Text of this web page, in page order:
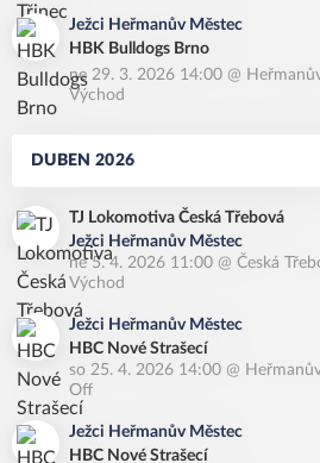
Ježci Heřmanův Městec
HBK Bulldogs Brno
ne 29. 3. 2026 14:00 @
Východ
DUBEN 2026
TJ Lokomotiva Česká Třebová
Ježci Heřmanův Městec
ne 5. 4. 2026 11:00 @ Česká
Východ
Ježci Heřmanův Městec
HBC Nové Strašecí
so 25. 4. 2026 14:00 @
Off
Ježci Heřmanův Městec
HBC Nové Strašecí